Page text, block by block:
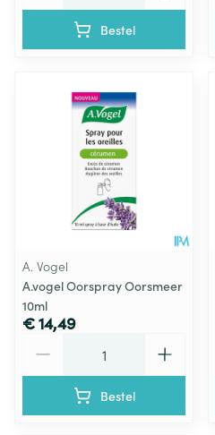
Bestel
A. Vogel
A.vogel Oorspray Oorsmeer
10ml
€ 14,49
Bestel